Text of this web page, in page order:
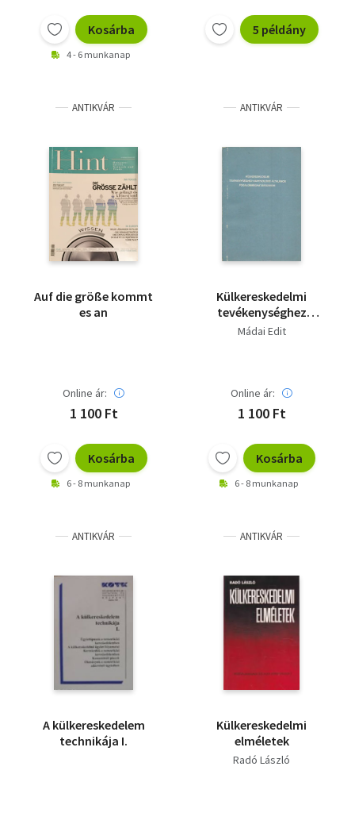
Kosárba
4 - 6 munkanap
5 példány
ANTIKVÁR
Auf die größe kommt
es an
Online ár:
1 100 Ft
Kosárba
6 - 8 munkanap
ANTIKVÁR
Külkereskedelmi
tevékenységhez
kapcsolódó általános
Mádai Edit
Online ár:
1 100 Ft
Kosárba
6 - 8 munkanap
ANTIKVÁR
A külkereskedelem
technikája I.
ANTIKVÁR
Külkereskedelmi
elméletek
Radó László